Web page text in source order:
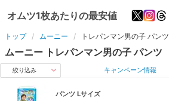
オムツ1枚あたりの最安値
トップ ムーニー トレパンマン男の子 パンツ
ムーニー トレパンマン男の子 パンツ
絞り込み キャンペーン情報
パンツ Lサイズ